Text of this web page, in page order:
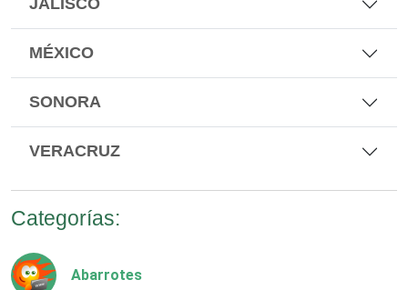
JALISCO
MÉXICO
SONORA
VERACRUZ
Categorías:
Abarrotes